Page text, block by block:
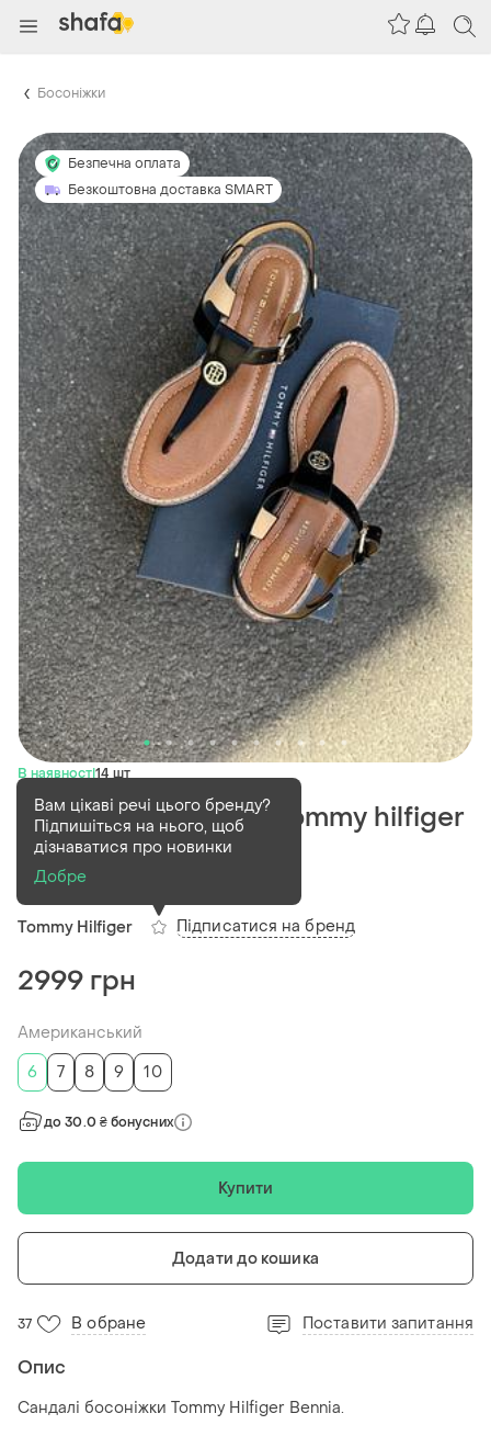
Босоніжки
Безпечна оплата
Безкоштовна доставка SMART
В наявності14 шт
Сандалі босоніжки tommy hilfiger
bennia. оригінал.
Tommy Hilfiger
Вам цікаві речі цього бренду?
Підпишіться на нього, щоб
дізнаватися про новинки
Добре
Підписатися на бренд
2999 грн
Американський
6
7 8 9 10
до 30.0 ₴ бонусних
Купити
Додати до кошика
37 В обране Поставити запитання
Опис
Сандалі босоніжки Tommy Hilfiger Bennia.